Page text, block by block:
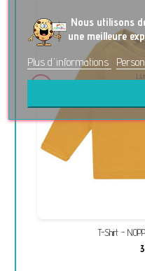
T-Shirt -
Nous utilisons
une meilleure
Plus d'informations